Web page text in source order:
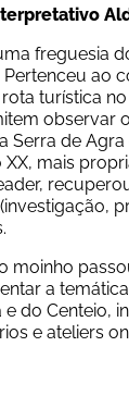
freguesia
ao
turística
observar
Serra de
mais
moinho
a
e do Centeio,
e ateliers